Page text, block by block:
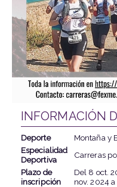
INFORMACIÓN
Deporte
Montaña y
Especialidad
Deportiva
Carreras
Plazo de
inscripción
Del 8 oct.
nov. 2024a